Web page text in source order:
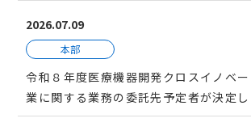
2026.07.09
本部
令和８年度医療機器開発クロスイノベ
業に関する業務の委託先予定者が決定